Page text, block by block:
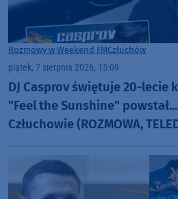
Rozmowy w Weekend FMCzłuchów
piątek, 7 sierpnia 2026, 15:09
DJ Casprov świętuje 20-lecie
"Feel the Sunshine"
Człuchowie (ROZMOWA,